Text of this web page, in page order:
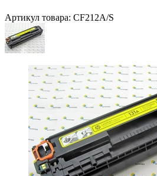
Артикул товара: CF212A/S